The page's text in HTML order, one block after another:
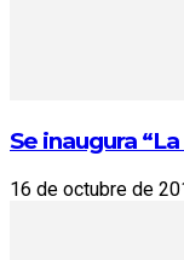
Se inaugura
16 de octubre de